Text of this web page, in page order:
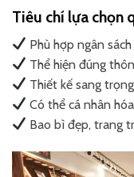
Tiêu chí lựa chọn
Phù hợp ngân sách
Thể hiện đúng
Thiết kế sang
Có thể cá nhân
Bao bì đẹp, trang